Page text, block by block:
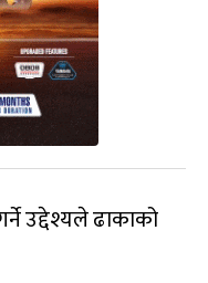
उद्देश्यले ढाकाको